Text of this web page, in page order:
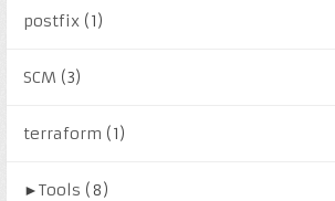
postfix (1)
SCM (3)
terraform (1)
►Tools (8)